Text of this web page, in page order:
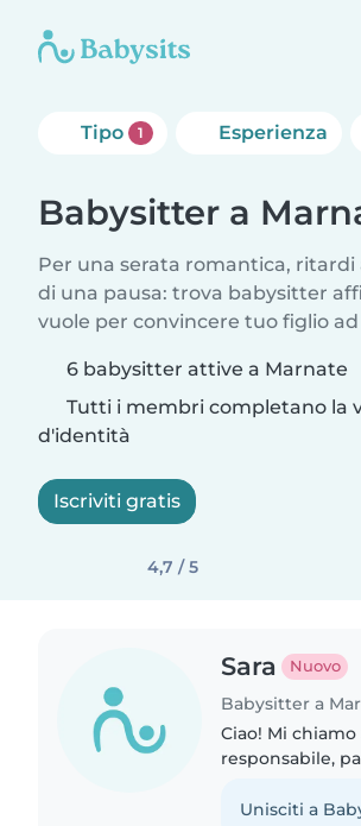
Tipo 1 Esperienza
Babysitter a
Per una serata romantica, ritardi
di una pausa: trova babysitter
vuole per convincere tuo figlio
6 babysitter attive a Marnate
Tutti i membri completano la
d'identità
Iscriviti gratis
4,7 / 5
Sara Nuovo
Babysitter a
Ciao! Mi chiamo
responsabile,
Anche se..
Unisciti a